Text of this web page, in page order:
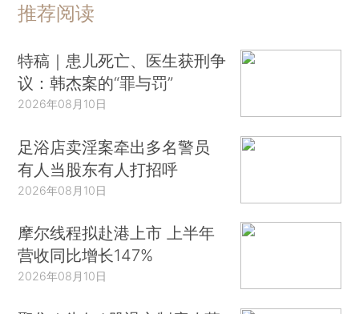
推荐阅读
特稿｜患儿死亡、医生获刑争
议：韩杰案的“罪与罚”
2026年08月10日
足浴店卖淫案牵出多名警员
有人当股东有人打招呼
2026年08月10日
摩尔线程拟赴港上市 上半年
营收同比增长147%
2026年08月10日